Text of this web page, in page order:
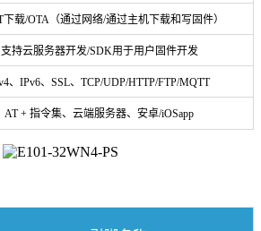
下载/OTA（通过网络/通过主机下载和写固件）
支持云服务器开发/SDK用于用户固件开发
、 IPv6、SSL、TCP/UDP/HTTP/FTP/MQTT
AT + 指令集、云端服务器、安卓/iOSapp